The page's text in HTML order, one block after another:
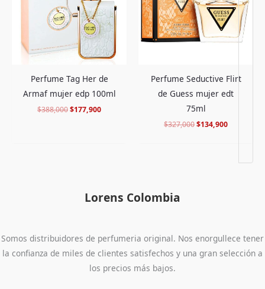
Perfume Tag Her de
Armaf mujer edp 100ml
$388,000$177,900
Perfume Seductive Flirt
de Guess mujer edt
75ml
$327,000$134,900
Lorens Colombia
Somos distribuidores de perfumeria original. Nos enorgullece tener
la confianza de miles de clientes satisfechos y una gran selección a
los precios más bajos.